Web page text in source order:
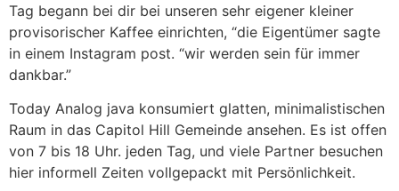
Tag begann bei dir bei unseren sehr eigener kleiner
provisorischer Kaffee einrichten, “die Eigentümer sagte
in einem Instagram post. “wir werden sein für immer
dankbar.”
Today Analog java konsumiert glatten, minimalistischen
Raum in das Capitol Hill Gemeinde ansehen. Es ist offen
von 7 bis 18 Uhr. jeden Tag, und viele Partner besuchen
hier informell Zeiten vollgepackt mit Persönlichkeit.